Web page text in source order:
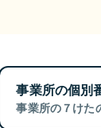
事業所の個別
事業所の７けた